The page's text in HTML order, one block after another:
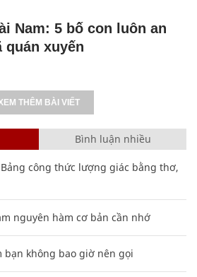
Nam: 5 bố con luôn an
quán xuyến
THÊM BÀI VIẾT
Bình luận nhiều
công thức lượng giác bằng thơ,
nguyên hàm cơ bản cần nhớ
bạn không bao giờ nên gọi